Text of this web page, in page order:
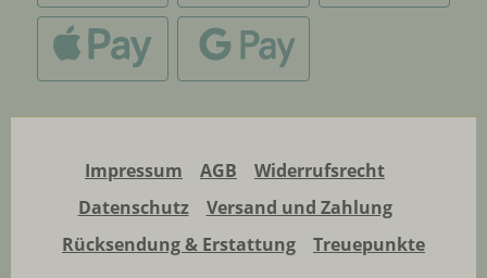
Impressum AGB
Widerrufsrecht
Datenschutz
Versand und Zahlung
Rücksendung & Erstattung
Treuepunkte